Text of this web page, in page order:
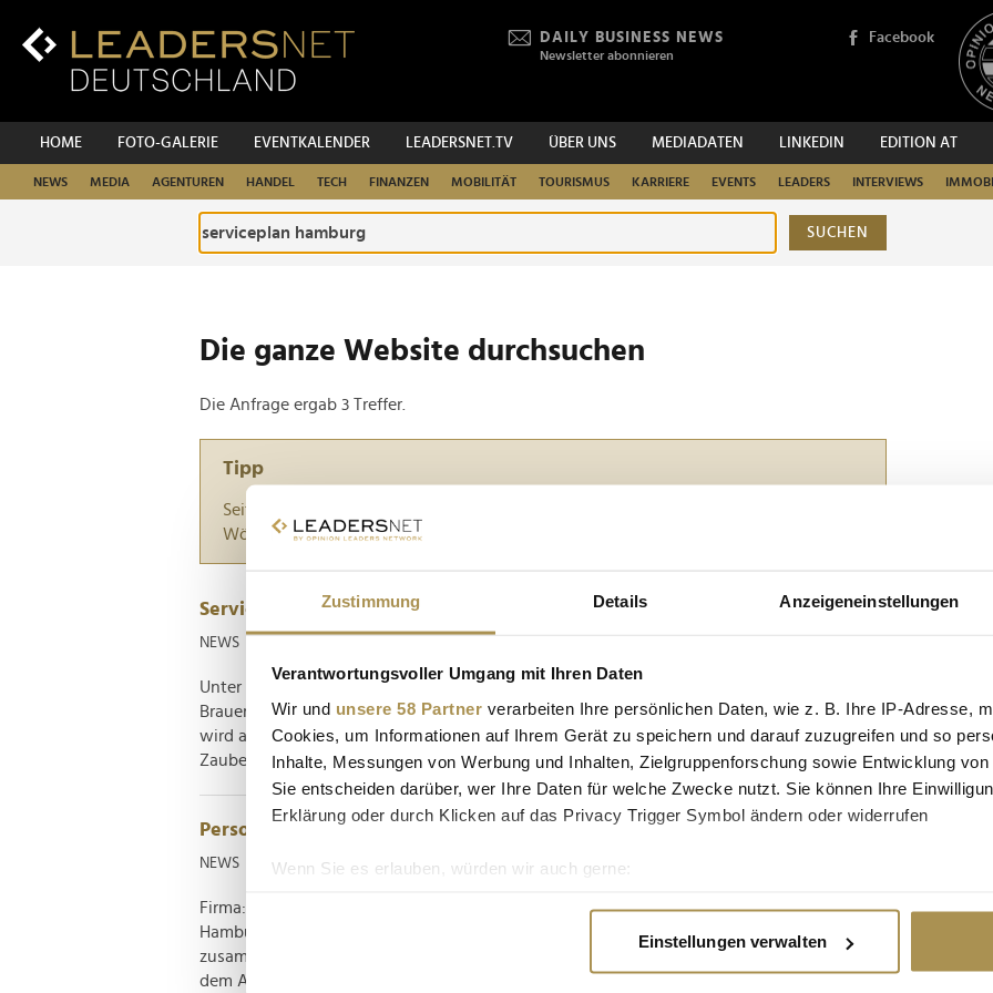
Zustimmung Details Anzeigeneinstellungen
Verantwortungsvoller Umgang mit Ihren Daten
Wir und unsere 58 Partner verarbeiten Ihre persönlichen Daten, wie z. B. Ihre IP-Adresse,
Cookies, um Informationen auf Ihrem Gerät zu speichern und darauf zuzugreifen und so
Inhalte, Messungen von Werbung und Inhalten, Zielgruppenforschung sowie Entwicklung
Sie entscheiden darüber, wer Ihre Daten für welche Zwecke nutzt. Sie können Ihre
Erklärung oder durch Klicken auf das Privacy Trigger Symbol ändern oder widerrufen
Wenn Sie es erlauben, würden wir auch gerne:
Erfahren Sie mehr darüber, wie Ihre persönlichen Daten verarbeitet werden, und legen Sie
Einstellungen verwalten
Inhalt
DAILY BUSINESS NEWS
Newsletter abonnieren
Facebook
HOME FOTO-GALERIE EVENTKALENDER LEADERSNET.TV ÜBER UNS MEDIADATEN LINKEDIN EDITION AT
NEWS MEDIA AGENTUREN HANDEL TECH FINANZEN MOBILITÄT TOURISMUS KARRIERE EVENTS LEADERS INTERVIEWS
SUCHEN
Die ganze Website durchsuchen
Die Anfrage ergab 3 Treffer.
Tipp
Seiten suchen, die genau diese Wortgruppe enthalten: Setzen Sie die gesuchten
Wörter zwischen Anführungszeichen: zb "Vorname Nachname".
Serviceplan schickt Bitburger auf den Mond
NEWS
Unter dem Motto "Ein Bitte macht alles möglich" setzt Serviceplan ab sofort die Bitburger
Brauerei in Szene. Im ersten von mehreren geplanten Spots der dazugehörigen Kampagne
wird auf humorvolle Weise daran erinnert, welch türöffnende Wirkung das berühmte
Zauberwort aufweist – auch und insbesondere...
Personalie: Marcel Krempin
NEWS | 28.08.2024
Firma: Serviceplan Hamburg Position: Head of Design Die Kreativagentur Serviceplan
Hamburg hat ein siebenköpfiges Team aus Designspezialistinnen und -spezialisten
zusammengestellt, an dessen Spitze der neue Head of Design, Marcel Krempin, steht. Mit
dem Aufbau eines Designteams folgt die Gruppe einem...